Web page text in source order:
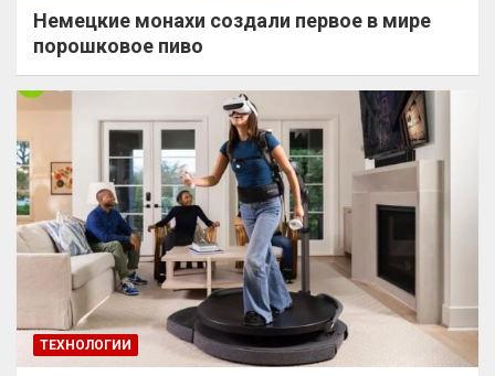
Немецкие монахи создали первое в мире
порошковое пиво
ТЕХНОЛОГИИ